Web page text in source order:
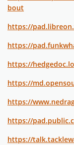
bout
https://
https://
https://
https://
https://
https://
https://